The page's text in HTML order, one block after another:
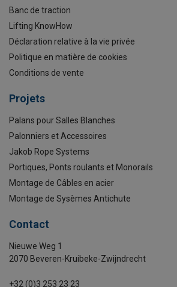
Banc de traction
Lifting KnowHow
Déclaration relative à la vie privée
Politique en matière de cookies
Conditions de vente
Projets
Palans pour Salles Blanches
Palonniers et Accessoires
Jakob Rope Systems
Portiques, Ponts roulants et Monorails
Montage de Câbles en acier
Montage de Sysèmes Antichute
Contact
Nieuwe Weg 1
2070 Beveren-Kruibeke-Zwijndrecht
+32 (0)3 253 23 23